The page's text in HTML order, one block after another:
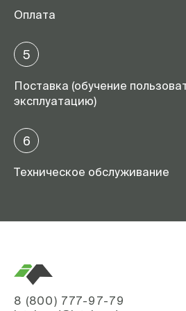
Оплата
5
Поставка (обучение
эксплуатацию)
6
Техническое обслуживание
8 (800) 777-97-79